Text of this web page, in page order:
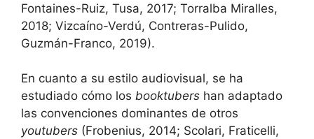
Fontaines-Ruiz, Tusa, 2017; Torralba Miralles,
2018; Vizcaíno-Verdú, Contreras-Pulido,
Guzmán-Franco, 2019).
En cuanto a su estilo audiovisual, se ha
estudiado cómo los booktubers han adaptado
las convenciones dominantes de otros
youtubers (Frobenius, 2014; Scolari, Fraticelli,